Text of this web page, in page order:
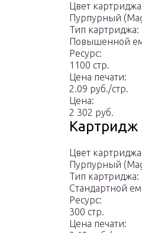
Цвет
Пурпурный
Тип картриджа:
Повышенной
Ресурс:
1100 стр.
Цена печати:
2.09 руб./стр.
Цена:
2 302 руб.
Картридж
Цвет
Пурпурный
Тип картриджа:
Стандартной
Ресурс:
300 стр.
Цена печати: